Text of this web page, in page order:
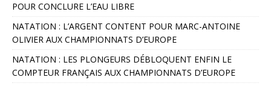
POUR CONCLURE L’EAU LIBRE
NATATION : L’ARGENT CONTENT POUR MARC-ANTOINE
OLIVIER AUX CHAMPIONNATS D’EUROPE
NATATION : LES PLONGEURS DÉBLOQUENT ENFIN LE
COMPTEUR FRANÇAIS AUX CHAMPIONNATS D’EUROPE